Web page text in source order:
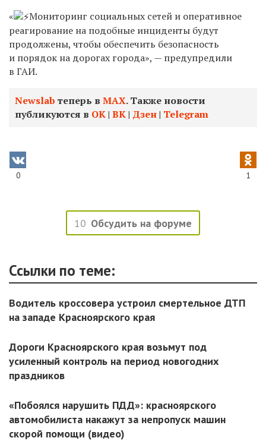
«
Мониторинг социальных сетей и оперативное
реагирование на подобные инциденты будут
продолжены, чтобы обеспечить безопасность
и порядок на дорогах города», — предупредили
в ГАИ.
Newslab теперь в МАХ. Также новости
публикуются в ОК| ВК| Дзен| Telegram
0 1
10 Обсудить на форуме
Ссылки по теме:
Водитель кроссовера устроил смертельное ДТП
на западе Красноярского края
Дороги Красноярского края возьмут под
усиленный контроль на период новогодних
праздников
«Побоялся нарушить ПДД»: красноярского
автомобилиста накажут за непропуск машин
скорой помощи (видео)